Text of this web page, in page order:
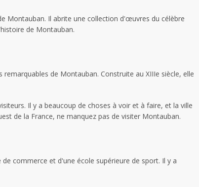
Montauban. Il abrite une collection d'œuvres du célèbre
de Montauban.
remarquables de Montauban. Construite au XIIIe siècle, elle
Il y a beaucoup de choses à voir et à faire, et la ville
de la France, ne manquez pas de visiter Montauban.
commerce et d'une école supérieure de sport. Il y a